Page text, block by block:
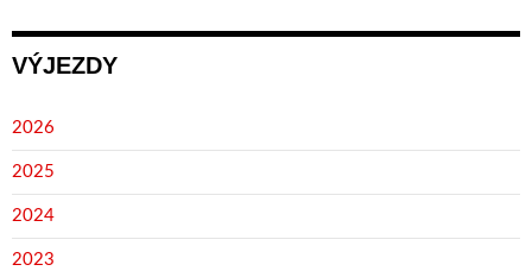
VÝJEZDY
2026
2025
2024
2023